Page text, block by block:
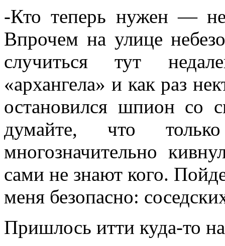
-Кто теперь нужен —
Впрочем на улице
случиться тут
«архангела» и как раз
остановился шпион со
думайте, что
многозначительно
сами не знают кого.
меня безопасно:
Пришлось итти куда-то